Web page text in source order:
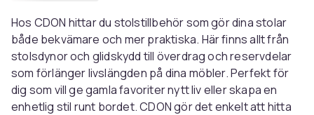
Hos CDON hittar du stolstillbehör som gör dina stolar
både bekvämare och mer praktiska. Här finns allt från
stolsdynor och glidskydd till överdrag och reservdelar
som förlänger livslängden på dina möbler. Perfekt för
dig som vill ge gamla favoriter nytt liv eller skapa en
enhetlig stil runt bordet. CDON gör det enkelt att hitta